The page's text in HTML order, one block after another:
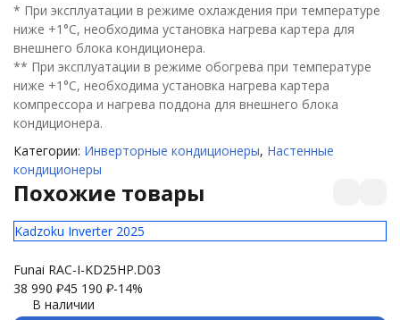
* При эксплуатации в режиме охлаждения при температуре
ниже +1°C, необходима установка нагрева картера для
внешнего блока кондиционера.
** При эксплуатации в режиме обогрева при температуре
ниже +1°C, необходима установка нагрева картера
компрессора и нагрева поддона для внешнего блока
кондиционера.
Категории: Инверторные кондиционеры, Настенные
кондиционеры
Похожие товары
Kadzoku Inverter 2025
Funai RAC-I-KD25HP.D03
38 990 ₽45 190 ₽-14%
В наличии